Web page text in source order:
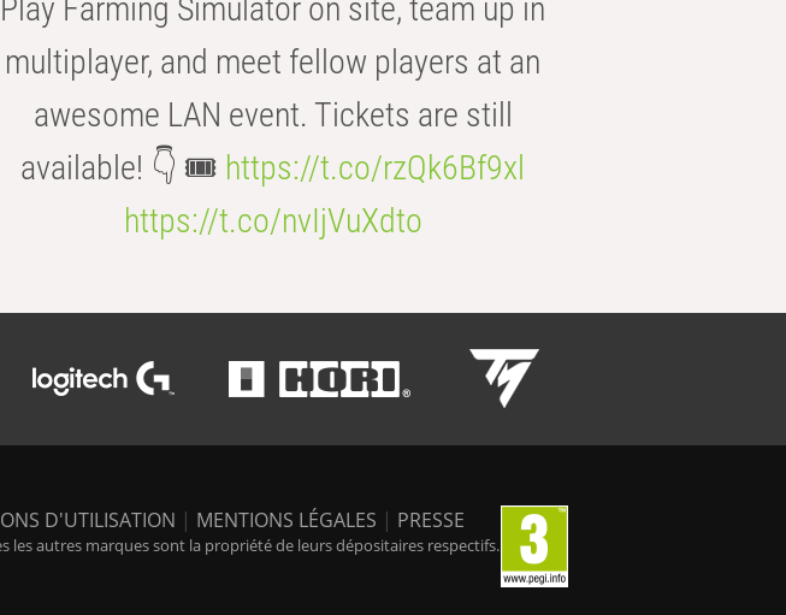
Play Farming Simulator on site, team up in
multiplayer, and meet fellow players at an
awesome LAN event. Tickets are still
available! 👇 🎟️ https://t.co/rzQk6Bf9xl
https://t.co/nvIjVuXdto
D'UTILISATION | MENTIONS LÉGALES | PRESSE
les autres marques sont la propriété de leurs dépositaires respectifs.